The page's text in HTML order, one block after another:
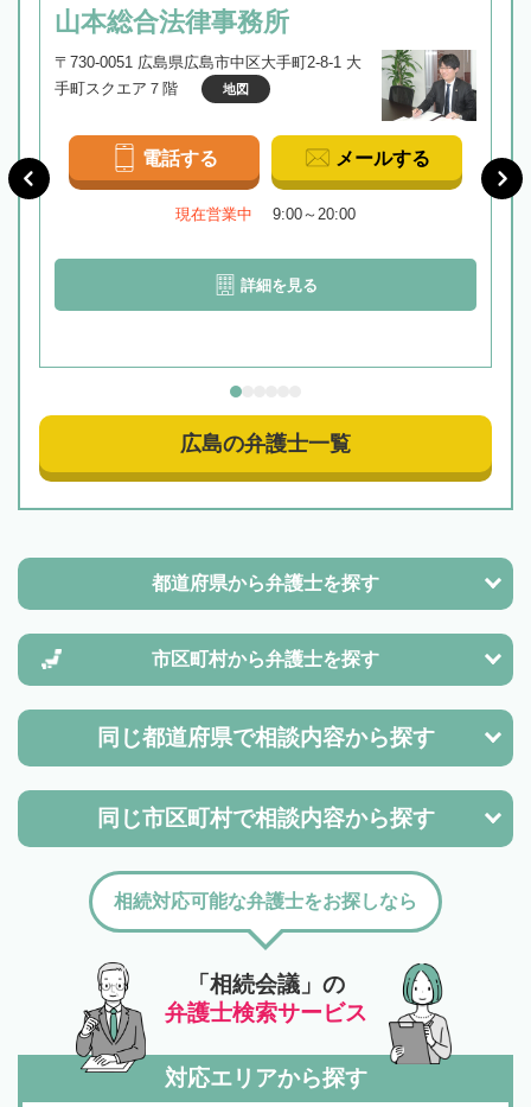
山本総合法律事務所
〒730-0051 広島県広島市中区大手町2-8-1 大
手町スクエア７階
地図
電話する メールする
現在営業中 9:00～20:00
詳細を見る
広島の弁護士一覧
都道府県から弁護士を探す
市区町村から弁護士を探す
同じ都道府県で相談内容から探す
同じ市区町村で相談内容から探す
「相続会議」の
弁護士検索サービス
相続対応可能な弁護士をお探しなら
対応エリアから探す